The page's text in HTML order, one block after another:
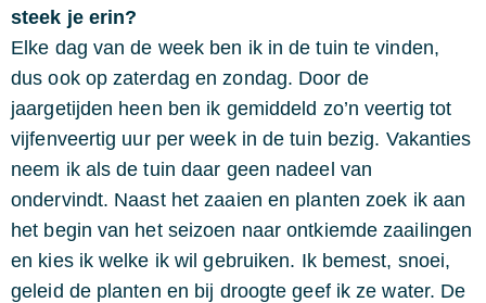
steek je erin?
Elke dag van de week ben ik in de tuin te vinden,
dus ook op zaterdag en zondag. Door de
jaargetijden heen ben ik gemiddeld zo’n veertig tot
vijfenveertig uur per week in de tuin bezig. Vakanties
neem ik als de tuin daar geen nadeel van
ondervindt. Naast het zaaien en planten zoek ik aan
het begin van het seizoen naar ontkiemde zaailingen
en kies ik welke ik wil gebruiken. Ik bemest, snoei,
geleid de planten en bij droogte geef ik ze water. De